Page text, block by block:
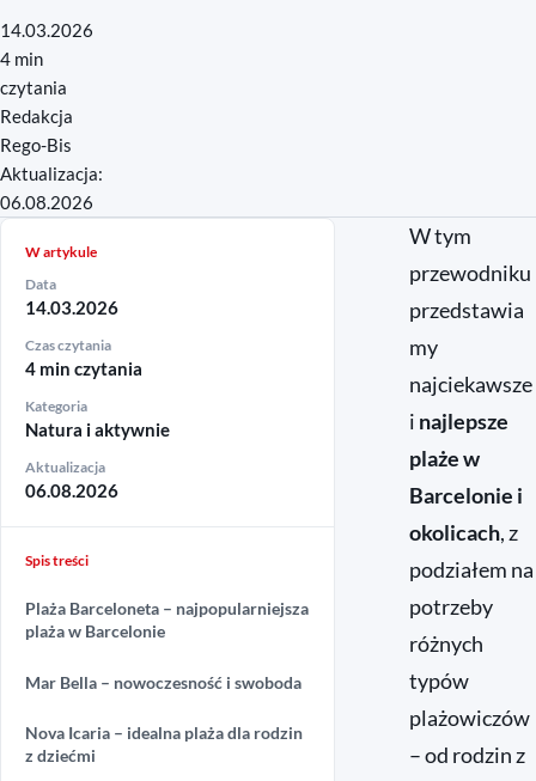
14.03.2026
4 min
czytania
Redakcja
Rego-Bis
Aktualizacja:
06.08.2026
W artykule
Data
14.03.2026
Czas czytania
4 min czytania
Kategoria
Natura i aktywnie
Aktualizacja
06.08.2026
Spis treści
Plaża Barceloneta – najpopularniejsza
plaża w Barcelonie
Mar Bella – nowoczesność i swoboda
Nova Icaria – idealna plaża dla rodzin
z dziećmi
W tym
przewodniku
przedstawia
my
najciekawsze
i najlepsze
plaże w
Barcelonie i
okolicach, z
podziałem na
potrzeby
różnych
typów
plażowiczów
– od rodzin z